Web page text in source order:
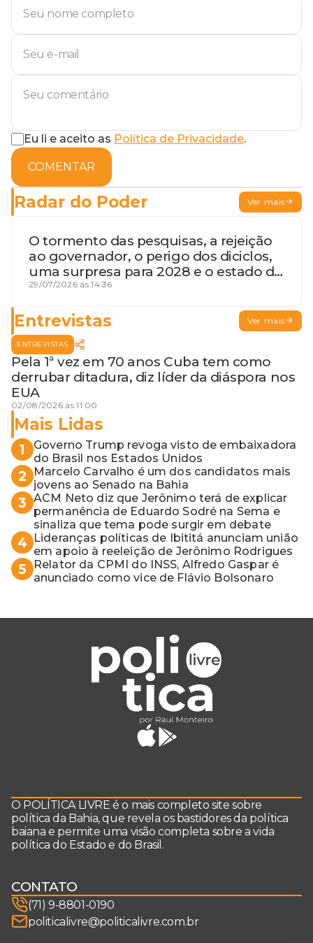
Eu li e aceito as Política de Privacidade.
COMENTAR
Radar do Poder Ver mais
O tormento das pesquisas, a rejeição
ao governador, o perigo dos diciclos,
uma surpresa para 2028 e o estado de
terceira guerra mundial
29/07/2026 às 14:36
Entrevistas Ver mais
ENTREVISTAS
Pela 1ª vez em 70 anos Cuba tem como
derrubar ditadura, diz líder da diáspora nos
EUA
02/08/2026 às 11:00
Mais Lidas
1
Governo Trump revoga visto de embaixadora
do Brasil nos Estados Unidos
2
Marcelo Carvalho é um dos candidatos mais
jovens ao Senado na Bahia
3 ACM Neto diz que Jerônimo terá de explicar
permanência de Eduardo Sodré na Sema e
sinaliza que tema pode surgir em debate
4
Lideranças políticas de Ibititá anunciam união
em apoio à reeleição de Jerônimo Rodrigues
5
Relator da CPMI do INSS, Alfredo Gaspar é
anunciado como vice de Flávio Bolsonaro
O POLÍTICA LIVRE é o mais completo site sobre
política da Bahia, que revela os bastidores da política
baiana e permite uma visão completa sobre a vida
política do Estado e do Brasil.
CONTATO
(71) 9-8801-0190
politicalivre@politicalivre.com.br